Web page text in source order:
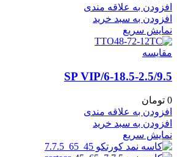
افزودن به علاقه مندی
افزودن به سبد خرید
نمایش سریع
مقايسه
6-18.5-2.5/9.5/SP VIP
0 تومان
افزودن به علاقه مندی
افزودن به سبد خرید
نمایش سریع